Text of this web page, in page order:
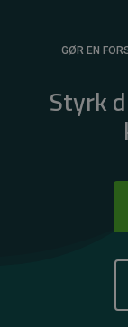
GØR EN
Styrk